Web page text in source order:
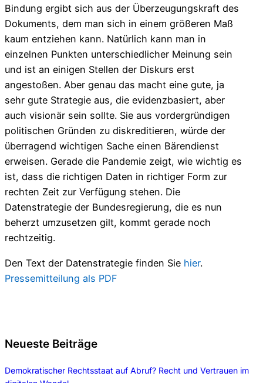
Bindung ergibt sich aus der Überzeugungskraft des
Dokuments, dem man sich in einem größeren Maß
kaum entziehen kann. Natürlich kann man in
einzelnen Punkten unterschiedlicher Meinung sein
und ist an einigen Stellen der Diskurs erst
angestoßen. Aber genau das macht eine gute, ja
sehr gute Strategie aus, die evidenzbasiert, aber
auch visionär sein sollte. Sie aus vordergründigen
politischen Gründen zu diskreditieren, würde der
überragend wichtigen Sache einen Bärendienst
erweisen. Gerade die Pandemie zeigt, wie wichtig es
ist, dass die richtigen Daten in richtiger Form zur
rechten Zeit zur Verfügung stehen. Die
Datenstrategie der Bundesregierung, die es nun
beherzt umzusetzen gilt, kommt gerade noch
rechtzeitig.
Den Text der Datenstrategie finden Sie hier.
Pressemitteilung als PDF
Neueste Beiträge
Demokratischer Rechtsstaat auf Abruf? Recht und Vertrauen im